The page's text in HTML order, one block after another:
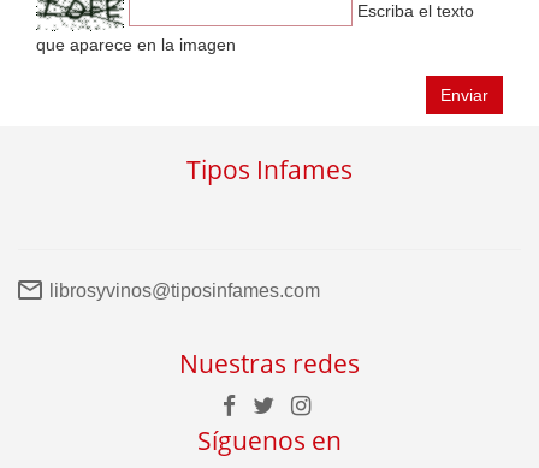
Escriba el texto
que aparece en la imagen
Enviar
Tipos Infames
librosyvinos@tiposinfames.com
Nuestras redes
Síguenos en